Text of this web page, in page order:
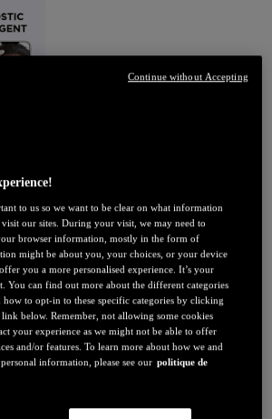
/ Noire
/ Auburn
& dye et balayage
racines
: Par gamme
to us so we want to be clear on what information
our sites. During your visit, we may need to
browser information, mostly in the form of
might be about you, your choices, or your device
you a more personalised experience. It’s your
You can find out more about the different categories
how to opt-in to these specific categories by clicking
link below. Remember, not allowing some cookies
your experience as we might not be able to offer
and/or features. To learn more about how we and
information, please see our politique de
Continue without Accepting